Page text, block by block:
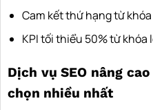
Cam kết thứ hạng từ
KPI tối thiểu 50% từ khóa
Dịch vụ SEO nâng
chọn nhiều nhất